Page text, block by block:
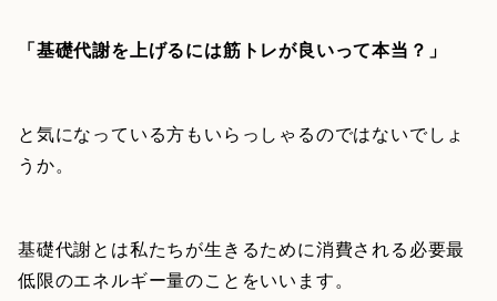
「基礎代謝を上げるには筋トレが良いって本当？」
と気になっている方もいらっしゃるのではないでしょ
うか。
基礎代謝とは私たちが生きるために消費される必要最
低限のエネルギー量のことをいいます。